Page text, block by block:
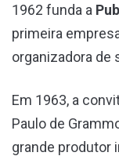
1962 funda a
primeira
organizadora de
Em 1963, a
Paulo de
grande produtor